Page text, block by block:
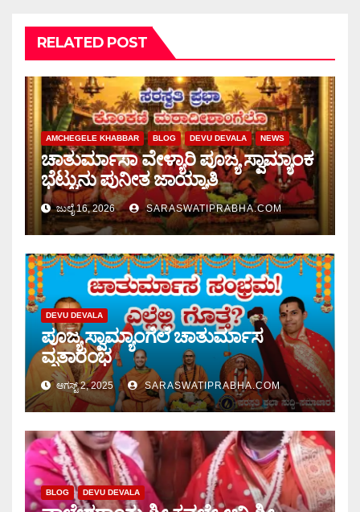
RELATED POST
AMCHEGELE KHABBAR BLOG DEVU DEVALA NEWS
ಚಾತುರ್ಮಾಸಾ ವೇಳ್ಯಾರಿ ಪೂಜ್ಯ ಸ್ವಾಮ್ಯಾಂಕ
ಭೆಟ್ಟುನು ಪುನೀತ ಜಾಯ್ಯಾತಿ
ಜುಲೈ 16, 2026 SARASWATIPRABHA.COM
DEVU DEVALA
ಪೂಜ್ಯ ಸ್ವಾಮ್ಯಾಂಗೆಲೆ ಚಾತುರ್ಮಾಸ
ವೃತಾರಂಭ
ಆಗಸ್ಟ್ 2, 2025 SARASWATIPRABHA.COM
BLOG DEVU DEVALA